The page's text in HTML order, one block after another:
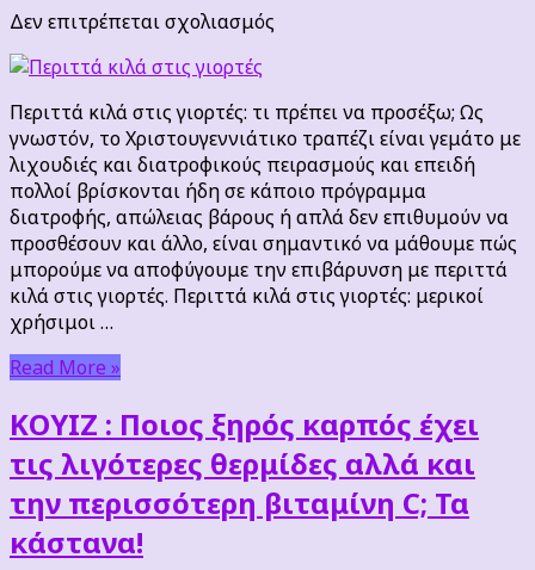
Δεν επιτρέπεται σχολιασμός
στις
γιορτές:
τι
πρέπει
να
προσέξω;
Περιττά κιλά στις γιορτές: τι πρέπει να προσέξω; Ως
γνωστόν, το Χριστουγεννιάτικο τραπέζι είναι γεμάτο με
λιχουδιές και διατροφικούς πειρασμούς και επειδή
πολλοί βρίσκονται ήδη σε κάποιο πρόγραμμα
διατροφής, απώλειας βάρους ή απλά δεν επιθυμούν να
προσθέσουν και άλλο, είναι σημαντικό να μάθουμε πώς
μπορούμε να αποφύγουμε την επιβάρυνση με περιττά
κιλά στις γιορτές. Περιττά κιλά στις γιορτές: μερικοί
χρήσιμοι …
Read More »
ΚΟΥΙΖ : Ποιος ξηρός καρπός έχει
τις λιγότερες θερμίδες αλλά και
την περισσότερη βιταμίνη C; Τα
κάστανα!